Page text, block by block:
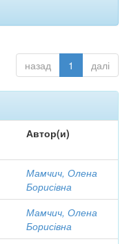
назад 1 далі
Автор(и)
Мамчич, Олена
Борисівна
Мамчич, Олена
Борисівна